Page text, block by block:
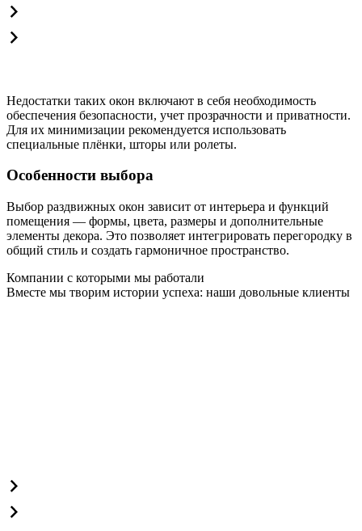
Недостатки таких окон включают в себя необходимость
обеспечения безопасности, учет прозрачности и приватности.
Для их минимизации рекомендуется использовать
специальные плёнки, шторы или ролеты.
Особенности выбора
Выбор раздвижных окон зависит от интерьера и функций
помещения — формы, цвета, размеры и дополнительные
элементы декора. Это позволяет интегрировать перегородку в
общий стиль и создать гармоничное пространство.
Компании с которыми мы работали
Вместе мы творим истории успеха: наши довольные клиенты